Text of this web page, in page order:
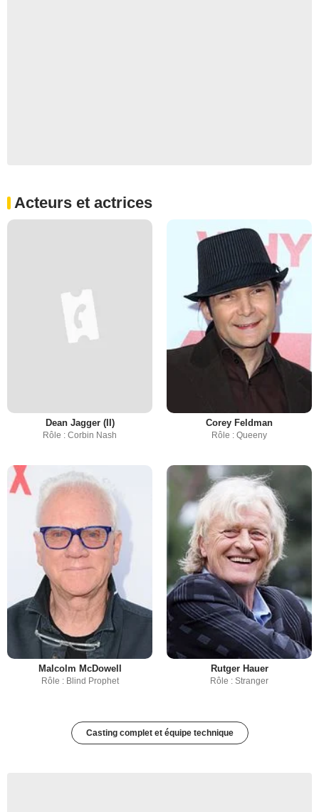
Acteurs et actrices
Dean Jagger (II)
Rôle : Corbin Nash
Corey Feldman
Rôle : Queeny
Malcolm McDowell
Rôle : Blind Prophet
Rutger Hauer
Rôle : Stranger
Casting complet et équipe technique